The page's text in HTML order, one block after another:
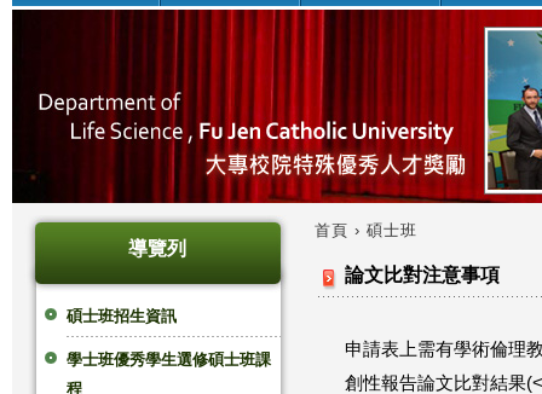
導覽列
碩士班招生資訊
學士班優秀學生選修碩士班課
程
您
首頁 › 碩士班
論文比對注意事項
申請表上需有學術倫理
創性報告論文比對結果